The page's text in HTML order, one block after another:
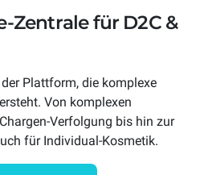
Zentrale für D2C &
Plattform, die komplexe
Von komplexen
Verfolgung bis hin zur
für Individual-Kosmetik.